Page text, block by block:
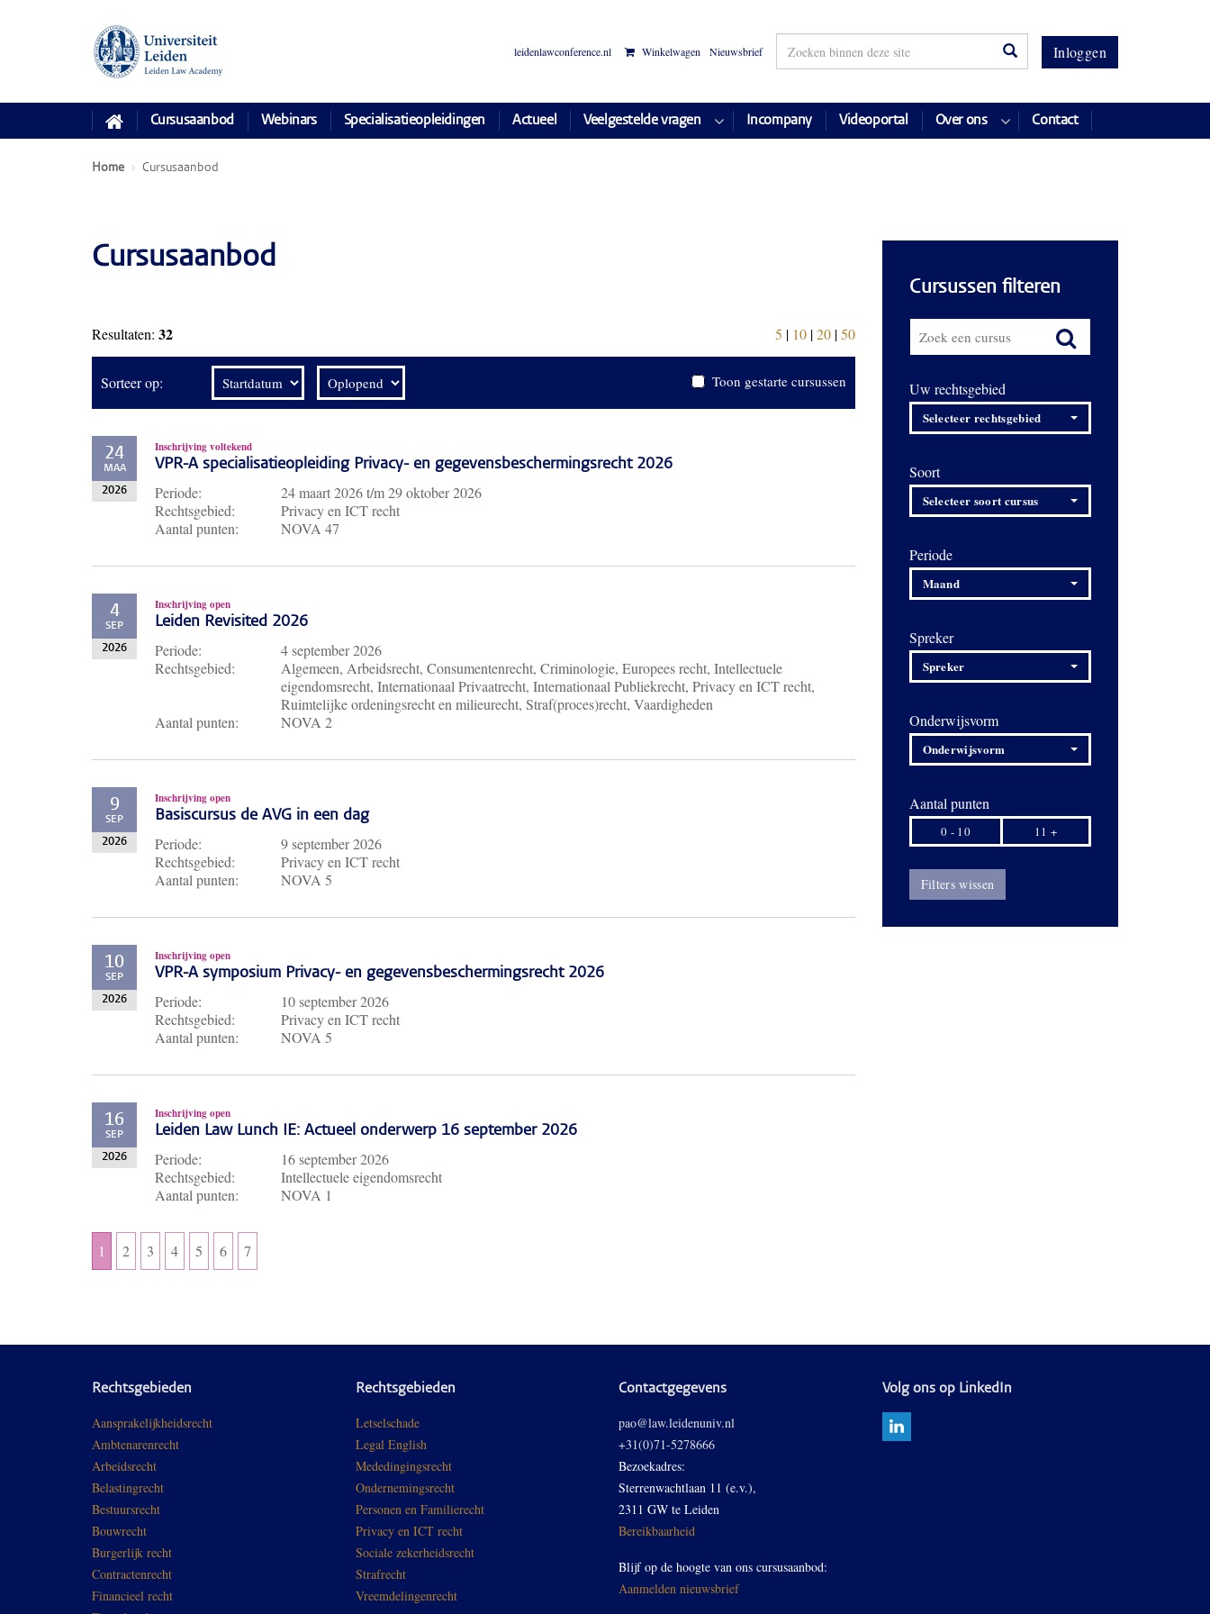
Inloggen
leidenlawconference.nl Winkelwagen Nieuwsbrief
Cursusaanbod Webinars Specialisatieopleidingen Actueel Veelgestelde vragen Incompany Videoportal Over ons Contact
Home Cursusaanbod
Cursusaanbod
Resultaten: 32 5 | 10|20|50
Sorteer op: Toon gestarte cursussen
24
MAA
2026
Inschrijving voltekend
VPR-A specialisatieopleiding Privacy- en gegevensbeschermingsrecht 2026
Periode: 24 maart 2026t/m29 oktober 2026
Rechtsgebied:
Privacy en ICT recht
Aantal punten:
NOVA 47
4
SEP
2026
Inschrijving open
Leiden Revisited 2026
Periode:
4 september 2026
Rechtsgebied:
Algemeen, Arbeidsrecht, Consumentenrecht, Criminologie, Europees recht, Intellectuele
eigendomsrecht, Internationaal Privaatrecht, Internationaal Publiekrecht, Privacy en ICT recht,
Ruimtelijke ordeningsrecht en milieurecht, Straf(proces)recht, Vaardigheden
Aantal punten:
NOVA 2
9
SEP
2026
Inschrijving open
Basiscursus de AVG in een dag
Periode:
9 september 2026
Rechtsgebied:
Privacy en ICT recht
Aantal punten:
NOVA 5
10
SEP
2026
Inschrijving open
VPR-A symposium Privacy- en gegevensbeschermingsrecht 2026
Periode:
10 september 2026
Rechtsgebied:
Privacy en ICT recht
Aantal punten:
NOVA 5
16
SEP
2026
Inschrijving open
Leiden Law Lunch IE: Actueel onderwerp 16 september 2026
Periode:
16 september 2026
Rechtsgebied:
Intellectuele eigendomsrecht
Aantal punten:
NOVA 1
1 2 3 4 5 6 7
Cursussen filteren
Uw rechtsgebied
Selecteer rechtsgebied
Soort
Selecteer soort cursus
Periode
Maand
Spreker
Spreker
Onderwijsvorm
Onderwijsvorm
Aantal punten
0 - 10 11 +
Filters wissen
Rechtsgebieden
Aansprakelijkheidsrecht
Ambtenarenrecht
Arbeidsrecht
Belastingrecht
Bestuursrecht
Bouwrecht
Burgerlijk recht
Contractenrecht
Financieel recht
Rechtsgebieden
Letselschade
Legal English
Mededingingsrecht
Ondernemingsrecht
Personen en Familierecht
Privacy en ICT recht
Sociale zekerheidsrecht
Strafrecht
Vreemdelingenrecht
Contactgegevens
pao@law.leidenuniv.nl
+31(0)71-5278666
Bezoekadres:
Sterrenwachtlaan 11 (e.v.),
2311 GW te Leiden
Bereikbaarheid
Blijf op de hoogte van ons cursusaanbod:
Aanmelden nieuwsbrief
Volg ons op LinkedIn